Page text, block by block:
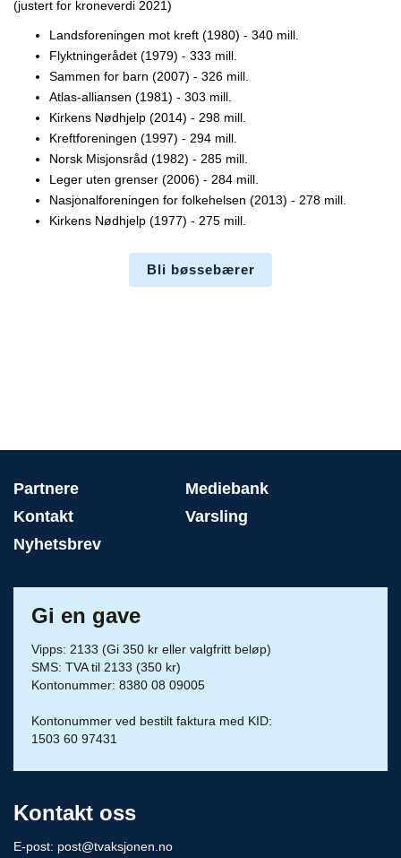
(justert for kroneverdi 2021)
Landsforeningen mot kreft (1980) - 340 mill.
Flyktningerådet (1979) - 333 mill.
Sammen for barn (2007) - 326 mill.
Atlas-alliansen (1981) - 303 mill.
Kirkens Nødhjelp (2014) - 298 mill.
Kreftforeningen (1997) - 294 mill.
Norsk Misjonsråd (1982) - 285 mill.
Leger uten grenser (2006) - 284 mill.
Nasjonalforeningen for folkehelsen (2013) - 278 mill.
Kirkens Nødhjelp (1977) - 275 mill.
Bli bøssebærer
Partnere
Mediebank
Kontakt
Varsling
Nyhetsbrev
Gi en gave
Vipps: 2133 (Gi 350 kr eller valgfritt beløp)
SMS: TVA til 2133 (350 kr)
Kontonummer: 8380 08 09005
Kontonummer ved bestilt faktura med KID:
1503 60 97431
Kontakt oss
E-post: post@tvaksjonen.no